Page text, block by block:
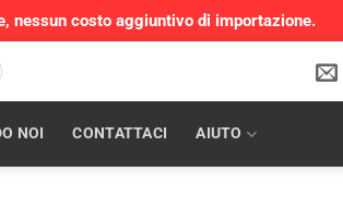
nessun costo aggiuntivo di importazione.
NOI CONTATTACI AIUTO